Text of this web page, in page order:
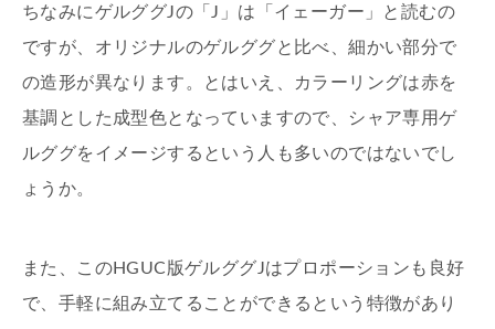
ちなみにゲルググJの「J」は「イェーガー」と読むの
ですが、オリジナルのゲルググと比べ、細かい部分で
の造形が異なります。とはいえ、カラーリングは赤を
基調とした成型色となっていますので、シャア専用ゲ
ルググをイメージするという人も多いのではないでし
ょうか。
また、このHGUC版ゲルググJはプロポーションも良好
で、手軽に組み立てることができるという特徴があり